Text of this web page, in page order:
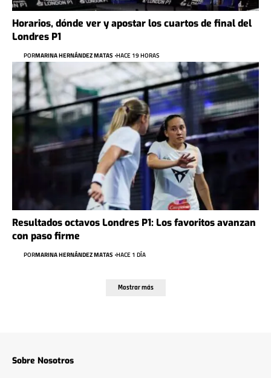
Horarios, dónde ver y apostar los cuartos de final del
Londres P1
PORMARINA HERNÁNDEZ MATAS HACE 19 HORAS
Resultados octavos Londres P1: Los favoritos avanzan
con paso firme
PORMARINA HERNÁNDEZ MATAS HACE 1 DÍA
Mostrar más
Sobre Nosotros